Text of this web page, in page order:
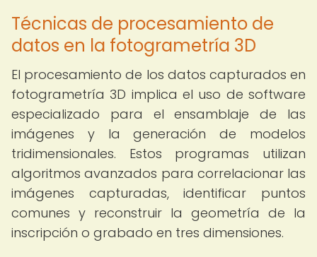
Técnicas de procesamiento de
datos en la fotogrametría 3D
El procesamiento de los datos capturados en
fotogrametría 3D implica el uso de software
especializado para el ensamblaje de las
imágenes y la generación de modelos
tridimensionales. Estos programas utilizan
algoritmos avanzados para correlacionar las
imágenes capturadas, identificar puntos
comunes y reconstruir la geometría de la
inscripción o grabado en tres dimensiones.